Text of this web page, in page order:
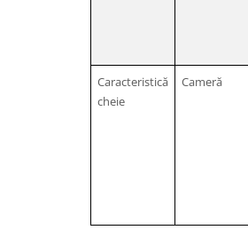
Caracteristică
cheie
Cameră